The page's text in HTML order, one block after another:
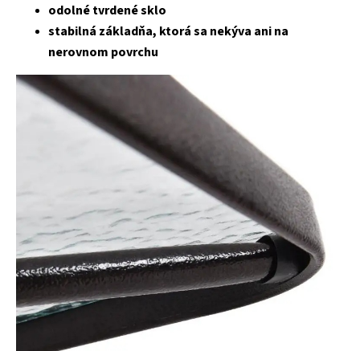
odolné tvrdené sklo
stabilná základňa, ktorá sa nekýva ani na
nerovnom povrchu